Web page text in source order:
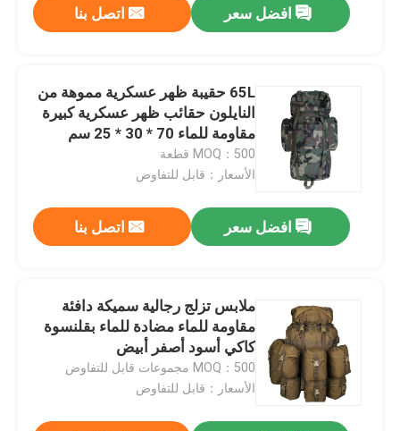
افضل سعر اتصل بنا
65L حقيبة ظهر عسكرية مموهة من
النايلون حقائب ظهر عسكرية كبيرة
مقاومة للماء 70 * 30 * 25 سم
MOQ：500 قطعة
الأسعار：قابل للتفاوض
افضل سعر اتصل بنا
ملابس تزلج رجالية سميكة دافئة
مقاومة للماء مضادة للماء بقلنسوة
كاكي أسود أصفر أبيض
MOQ：500 مجموعات قابل للتفاوض
الأسعار：قابل للتفاوض